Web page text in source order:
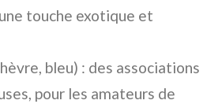
touche exotique et
bleu) : des associations
pour les amateurs de